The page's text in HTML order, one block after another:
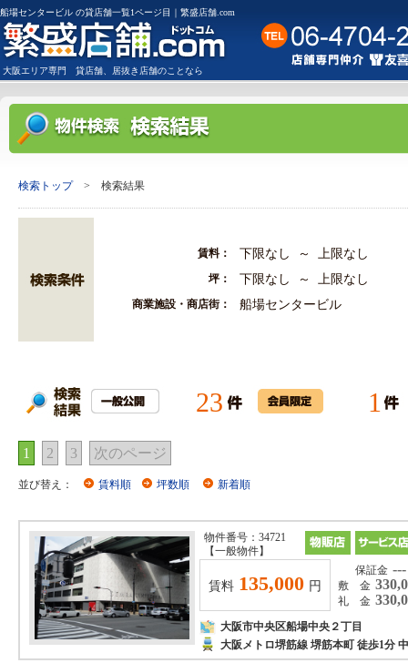
船場センタービル の貸店舗一覧1ページ目｜繁盛店舗.com
大阪エリア専門 貸店舗 居抜き店舗のことなら
検索トップ> 検索結果
賃料： 下限なし ～ 上限なし
坪： 下限なし ～ 上限なし
商業施設・商店街： 船場センタービル
23 1
1 2 3 次のページ
並び替え： 賃料順 坪数順 新着順
物件番号：34721
【一般物件】
賃料 135,000 円
保証金 ---
敷 金
礼 金
大阪市中央区船場中央２丁目
大阪メトロ堺筋線 堺筋本町 徒歩1分